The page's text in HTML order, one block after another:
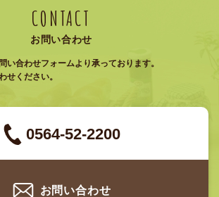
CONTACT
お問い合わせ
い合わせフォームより承っております。
せください。
0564-52-2200
お問い合わせ